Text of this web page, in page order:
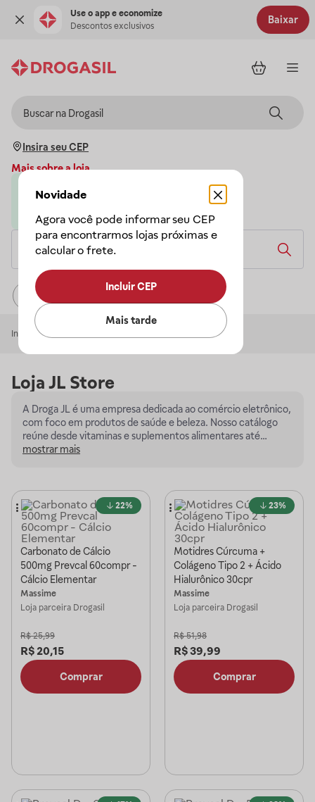
Use o app e economize
Descontos exclusivos
Baixar
Insira seu CEP
Novidade
Agora você pode informar seu CEP
para encontrarmos lojas próximas e
calcular o frete.
Incluir CEP
Mais tarde
Mais sobre a loja
Loja parceira da Drogasil
Início JL Store
Loja JL Store
A Droga JL é uma empresa dedicada ao comércio eletrônico,
com foco em produtos de saúde e beleza. Nosso catálogo
reúne desde vitaminas e suplementos alimentares até
dermocosméticos, como protetores solares, hidratantes e
originais, atendimento humanizado e entregas rápidas. Nosso
compromisso é proporcionar aos clientes cuidado,
praticidade e confiança em cada compra, ajudando a
promover qualidade de vida e bem-estar.
mostrar mais
22%
Carbonato de Cálcio
500mg Prevcal 60compr -
Cálcio Elementar
Massime
Loja parceira Drogasil
R$ 25,99
R$ 20,15
Comprar
23%
Motidres Cúrcuma +
Colágeno Tipo 2 + Ácido
Hialurônico 30cpr
Massime
Loja parceira Drogasil
R$ 51,98
R$39,99
Comprar